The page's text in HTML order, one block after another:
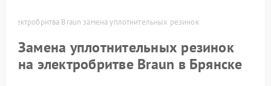
Электробритва Braun замена уплотнительных резинок
Замена уплотнительных резинок
на электробритве Braun в Брянске